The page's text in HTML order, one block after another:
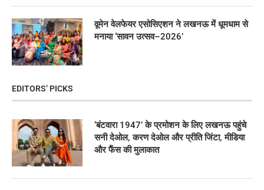
वूमेन वेलफेयर एसोसिएशन ने लखनऊ में धूमधाम से
मनाया ‘सावन उत्सव–2026’
EDITORS’ PICKS
‘बंटवारा 1947’ के प्रमोशन के लिए लखनऊ पहुंचे
सनी देओल, करण देओल और प्रीति जिंटा, मीडिया
और फैंस की मुलाकात